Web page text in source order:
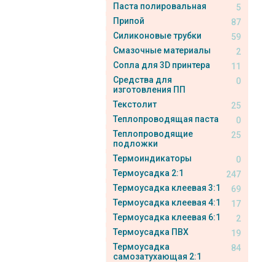
Паста полировальная
5
Припой
87
Силиконовые трубки
59
Смазочные материалы
2
Сопла для 3D принтера
11
Средства для
изготовления ПП
0
Текстолит
25
Теплопроводящая паста
0
Теплопроводящие
подложки
25
Термоиндикаторы
0
Термоусадка 2:1
247
Термоусадка клеевая 3:1
69
Термоусадка клеевая 4:1
17
Термоусадка клеевая 6:1
2
Термоусадка ПВХ
19
Термоусадка
самозатухающая 2:1
84